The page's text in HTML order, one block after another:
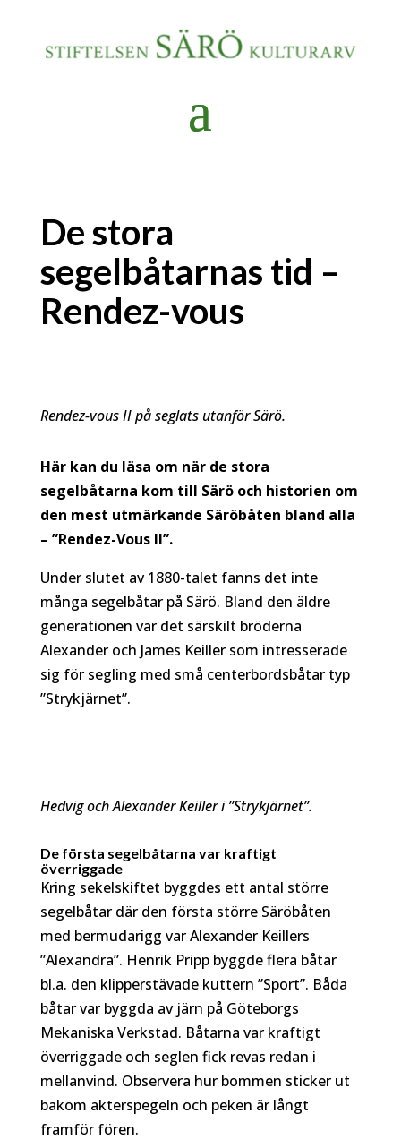
De stora
segelbåtarnas tid –
Rendez-vous
Rendez-vous II på seglats utanför Särö.
Här kan du läsa om när de stora
segelbåtarna kom till Särö och historien om
den mest utmärkande Säröbåten bland alla
– ”Rendez-Vous II”.
Under slutet av 1880-talet fanns det inte
många segelbåtar på Särö. Bland den äldre
generationen var det särskilt bröderna
Alexander och James Keiller som intresserade
sig för segling med små centerbordsbåtar typ
”Strykjärnet”.
Hedvig och Alexander Keiller i ”Strykjärnet”.
De första segelbåtarna var kraftigt
överriggade
Kring sekelskiftet byggdes ett antal större
segelbåtar där den första större Säröbåten
med bermudarigg var Alexander Keillers
”Alexandra”. Henrik Pripp byggde flera båtar
bl.a. den klipperstävade kuttern ”Sport”. Båda
båtar var byggda av järn på Göteborgs
Mekaniska Verkstad. Båtarna var kraftigt
överriggade och seglen fick revas redan i
mellanvind. Observera hur bommen sticker ut
bakom akterspegeln och peken är långt
framför fören.